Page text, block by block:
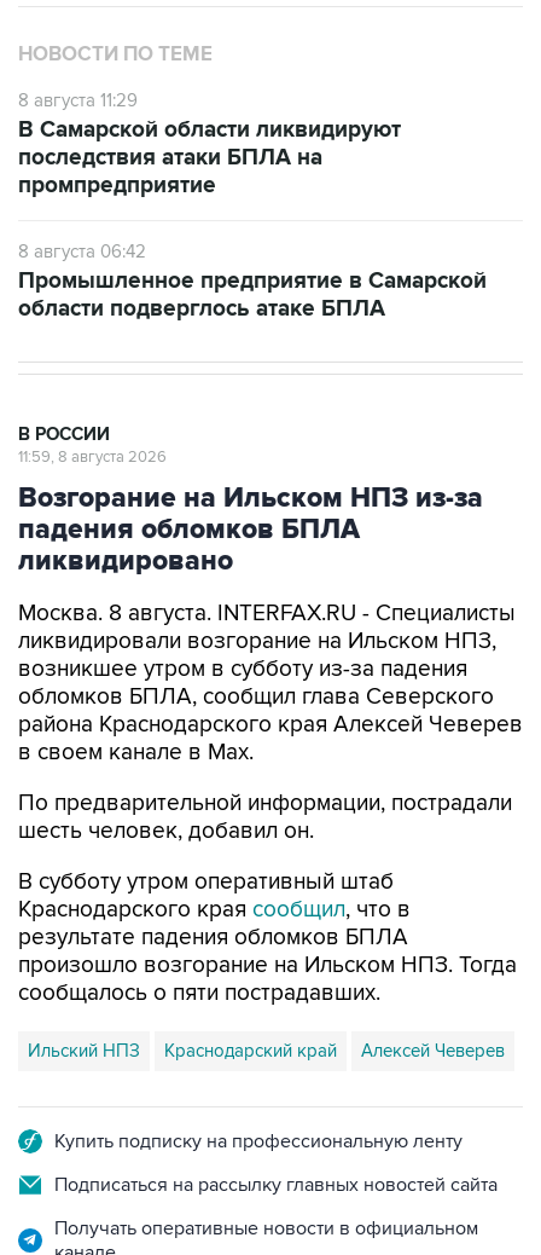
8 августа 11:29
последствия атаки БПЛА на
промпредприятие
8 августа 06:42
области подверглось атаке БПЛА
Возгорание на Ильском НПЗ из-за
падения обломков БПЛА
ликвидировано
Москва. 8 августа. INTERFAX.RU - Специалисты
возникшее утром в субботу из-за падения
обломков БПЛА, сообщил глава Северского
района Краснодарского края Алексей Чеверев
в своем канале в Max.
По предварительной информации, пострадали
В субботу утром оперативный штаб
результате падения обломков БПЛА
произошло возгорание на Ильском НПЗ. Тогда
сообщалось о пяти пострадавших.
Ильский НПЗ Краснодарский край Алексей Чеверев
Подписаться на рассылку главных новостей сайта
Получать оперативные новости в официальном